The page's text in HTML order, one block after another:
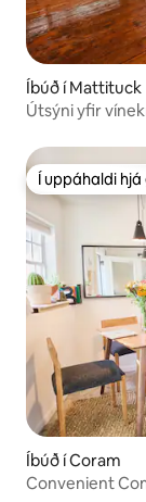
Íbúð í Mattituck
Útsýni yfir
Í uppáhaldi
Í uppáhaldi
Íbúð í Coram
Convenient